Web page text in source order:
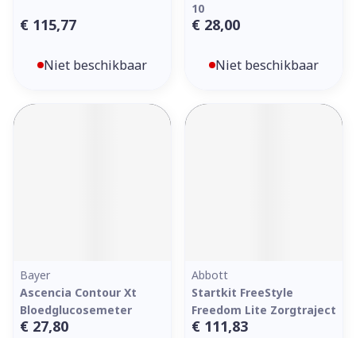
€ 115,77
Niet beschikbaar
10
€ 28,00
Niet beschikbaar
Bayer
Ascencia Contour Xt
Bloedglucosemeter
€ 27,80
Abbott
Startkit FreeStyle
Freedom Lite Zorgtraject
€ 111,83